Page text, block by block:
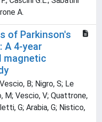
A.
of Parkinson's
A 4-year
magnetic
B; Nigro, S; Le
M; Vescio, V; Quattrone,
G; Arabia, G; Nistico,